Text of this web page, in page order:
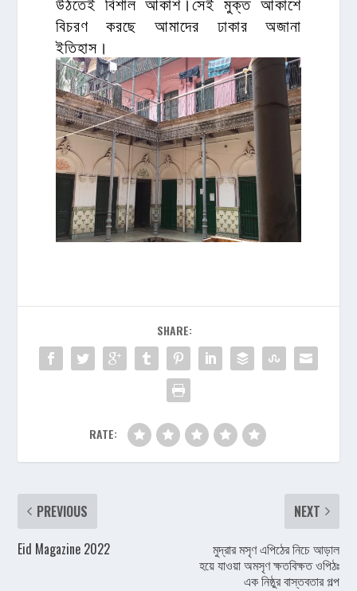
বিচরণ করছে আমাদের ঢাকার অজানা
ইতিহাস।
SHARE:
RATE:
PREVIOUS
Eid Magazine 2022
NEXT
মুদ্রার মসৃণ এপিঠের নিচে আড়াল
হয়ে যাওয়া অমসৃণ ক্ষতবিক্ষত ওপিঠঃ
এক নিষ্ঠুর বাস্তবতার গল্প